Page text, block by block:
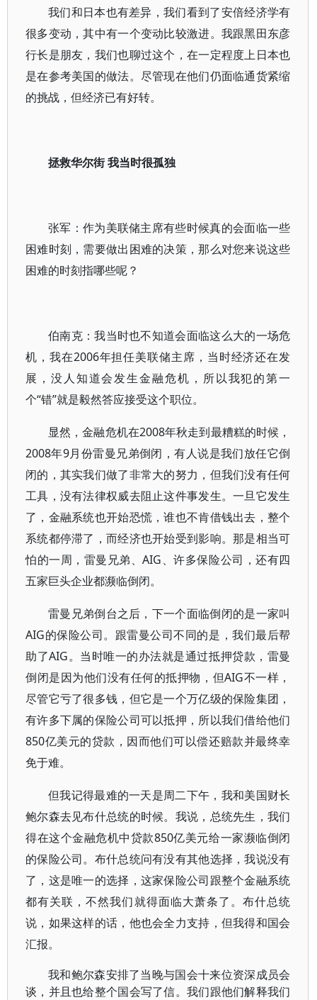
我们和日本也有差异，我们看到了安倍经济学有
很多变动，其中有一个变动比较激进。我跟黑田东彦
行长是朋友，我们也聊过这个，在一定程度上日本也
是在参考美国的做法。尽管现在他们仍面临通货紧缩
的挑战，但经济已有好转。
拯救华尔街 我当时很孤独
张军：作为美联储主席有些时候真的会面临一些
困难时刻，需要做出困难的决策，那么对您来说这些
困难的时刻指哪些呢？
伯南克：我当时也不知道会面临这么大的一场危
机，我在2006年担任美联储主席，当时经济还在发
展，没人知道会发生金融危机，所以我犯的第一
个“错”就是毅然答应接受这个职位。
显然，金融危机在2008年秋走到最糟糕的时候，
2008年9月份雷曼兄弟倒闭，有人说是我们放任它倒
闭的，其实我们做了非常大的努力，但我们没有任何
工具，没有法律权威去阻止这件事发生。一旦它发生
了，金融系统也开始恐慌，谁也不肯借钱出去，整个
系统都停滞了，而经济也开始受到影响。那是相当可
怕的一周，雷曼兄弟、AIG、许多保险公司，还有四
五家巨头企业都濒临倒闭。
雷曼兄弟倒台之后，下一个面临倒闭的是一家叫
AIG的保险公司。跟雷曼公司不同的是，我们最后帮
助了AIG。当时唯一的办法就是通过抵押贷款，雷曼
倒闭是因为他们没有任何的抵押物，但AIG不一样，
尽管它亏了很多钱，但它是一个万亿级的保险集团，
有许多下属的保险公司可以抵押，所以我们借给他们
850亿美元的贷款，因而他们可以偿还赔款并最终幸
免于难。
但我记得最难的一天是周二下午，我和美国财长
鲍尔森去见布什总统的时候。我说，总统先生，我们
得在这个金融危机中贷款850亿美元给一家濒临倒闭
的保险公司。布什总统问有没有其他选择，我说没有
了，这是唯一的选择，这家保险公司跟整个金融系统
都有关联，不然我们就得面临大萧条了。布什总统
说，如果这样的话，他也会全力支持，但我得和国会
汇报。
我和鲍尔森安排了当晚与国会十来位资深成员会
谈，并且也给整个国会写了信。我们跟他们解释我们